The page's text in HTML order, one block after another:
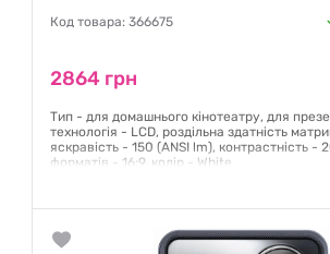
Код товара: 366675
2864 грн
Тип - для домашнього кінотеатру, для
технологія - LCD, роздільна здатність
яскравість - 150 (ANSI lm), контрастність -
форматів - 16:9, колір - White